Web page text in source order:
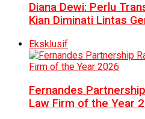
Diana Dewi: Perlu
Kian Diminati Lintas
Eksklusif
Fernandes
Law Firm of the Year